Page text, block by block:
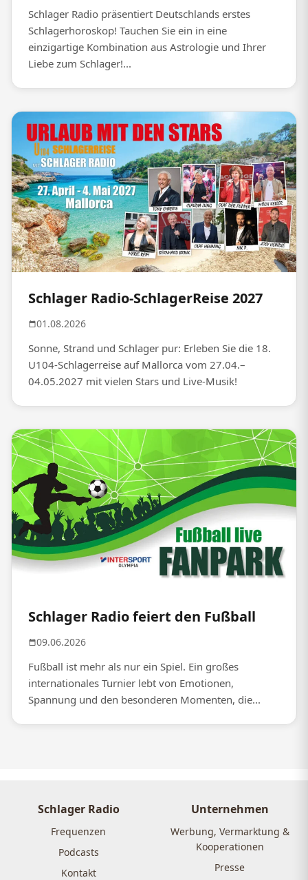
Schlager Radio präsentiert Deutschlands erstes
Schlagerhoroskop! Tauchen Sie ein in eine
einzigartige Kombination aus Astrologie und Ihrer
Liebe zum Schlager!...
Schlager Radio-SchlagerReise 2027
01.08.2026
Sonne, Strand und Schlager pur: Erleben Sie die 18.
U104-Schlagerreise auf Mallorca vom 27.04.–
04.05.2027 mit vielen Stars und Live-Musik!
Schlager Radio feiert den Fußball
09.06.2026
Fußball ist mehr als nur ein Spiel. Ein großes
internationales Turnier lebt von Emotionen,
Spannung und den besonderen Momenten, die...
Schlager Radio
Frequenzen
Podcasts
Kontakt
Unternehmen
Werbung, Vermarktung &
Kooperationen
Presse